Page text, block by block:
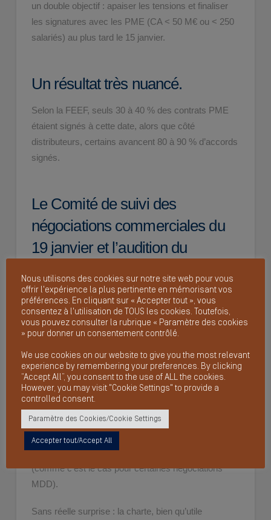
un double objectif : apaiser les tensions et finaliser
les signatures avec les PME (CA < 50 M€ ou < 250
salariés) au plus tard le 15 janvier.
Un résultat très nuancé.
Selon la FEEF, seuls 30 à 40 % des contrats PME
étaient signés à cette date, alors que côté
distributeurs, certains avancent 80 à 90 % d’accords
signés.
Le Comité de suivi des
négociations commerciales du
19 janvier et l’audition du
un premier bilan mitigé.
Les tensions persistent : pressions sur les prix,
menaces de déréférencement, pratiques
discutables, etc.
Serge Papin appelle à des contrats pluriannuels, qui
pourraient être une solution pour sortir d’un rapport
de force parfois destructeur.
Il prône aussi un recours aux contrats tripartites qui
réuniraient distributeurs, industriels et agriculteurs
(comme c’est le cas pour certaines négociations
MDD).
Sans réelle surprise : la charte, bien qu’utile
Nous utilisons des cookies sur notre site web pour vous
offrir l'expérience la plus pertinente en mémorisant vos
préférences. En cliquant sur « Accepter tout », vous
consentez à l'utilisation de TOUS les cookies. Toutefois,
vous pouvez consulter la rubrique « Paramètre des cookies
» pour donner un consentement contrôlé.
We use cookies on our website to give you the most relevant
experience by remembering your preferences. By clicking
“Accept All”, you consent to the use of ALL the cookies.
However, you may visit "Cookie Settings" to provide a
controlled consent.
Paramètre des Cookies/Cookie Settings
Accepter tout/Accept All